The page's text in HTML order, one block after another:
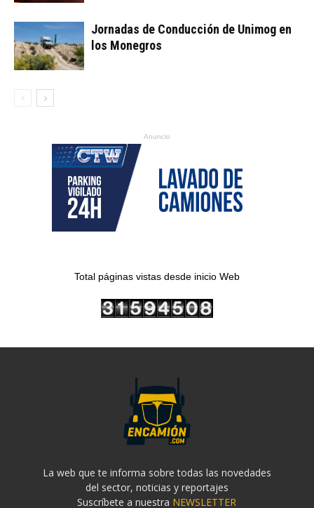
Jornadas de Conducción de Unimog en
los Monegros
Anuncio
Total páginas vistas desde inicio Web
La web que te informa sobre todas las novedades
del sector, noticias y reportajes
Suscríbete a nuestra NEWSLETTER